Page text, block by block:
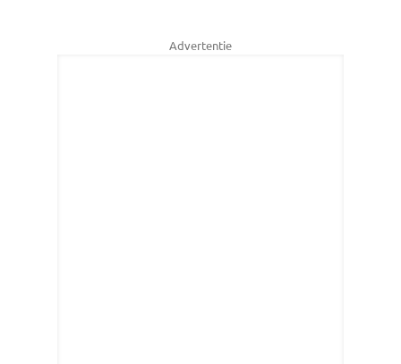
Advertentie